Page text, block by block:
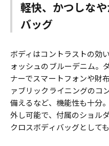
軽快、かつしな
バッグ
ボディはコントラストの効
ォッシュのブルーデニム。
ナーでスマートフォンや財
ァブリックライニングのコ
備えるなど、機能性も十分
外し可能で、付属のショル
クロスボディバッグとして